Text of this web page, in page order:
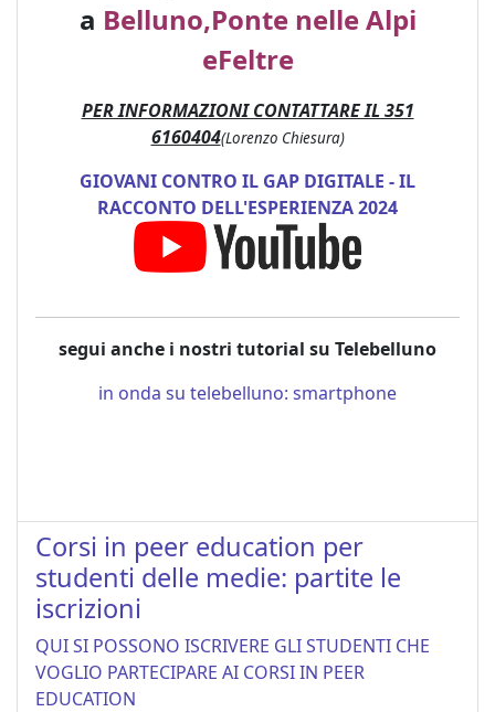
a Belluno,Ponte nelle Alpi
eFeltre
PER INFORMAZIONI CONTATTARE IL 351
6160404(Lorenzo Chiesura)
GIOVANI CONTRO IL GAP DIGITALE - IL
RACCONTO DELL'ESPERIENZA 2024
segui anche i nostri tutorial su Telebelluno
in onda su telebelluno: smartphone
Corsi in peer education per
studenti delle medie: partite le
iscrizioni
QUI SI POSSONO ISCRIVERE GLI STUDENTI CHE
VOGLIO PARTECIPARE AI CORSI IN PEER
EDUCATION